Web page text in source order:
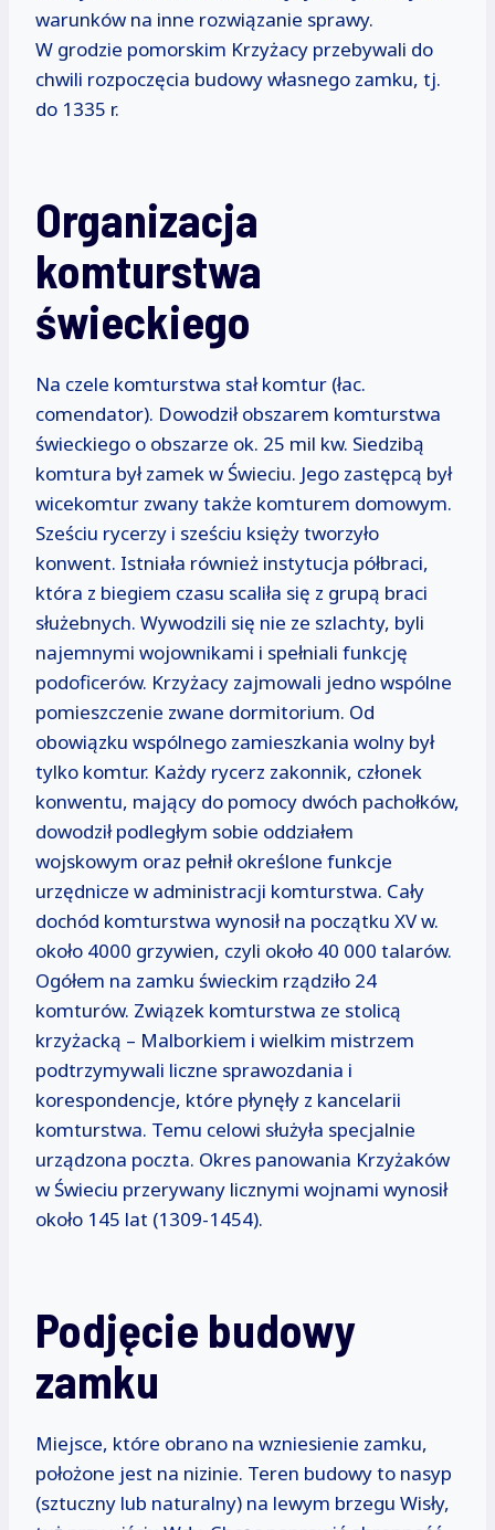
warunków na inne rozwiązanie sprawy.
W grodzie pomorskim Krzyżacy przebywali do
chwili rozpoczęcia budowy własnego zamku, tj.
do 1335 r.
Organizacja
komturstwa
świeckiego
Na czele komturstwa stał komtur (łac.
comendator). Dowodził obszarem komturstwa
świeckiego o obszarze ok. 25 mil kw. Siedzibą
komtura był zamek w Świeciu. Jego zastępcą był
wicekomtur zwany także komturem domowym.
Sześciu rycerzy i sześciu księży tworzyło
konwent. Istniała również instytucja półbraci,
która z biegiem czasu scaliła się z grupą braci
służebnych. Wywodzili się nie ze szlachty, byli
najemnymi wojownikami i spełniali funkcję
podoficerów. Krzyżacy zajmowali jedno wspólne
pomieszczenie zwane dormitorium. Od
obowiązku wspólnego zamieszkania wolny był
tylko komtur. Każdy rycerz zakonnik, członek
konwentu, mający do pomocy dwóch pachołków,
dowodził podległym sobie oddziałem
wojskowym oraz pełnił określone funkcje
urzędnicze w administracji komturstwa. Cały
dochód komturstwa wynosił na początku XV w.
około 4000 grzywien, czyli około 40 000 talarów.
Ogółem na zamku świeckim rządziło 24
komturów. Związek komturstwa ze stolicą
krzyżacką – Malborkiem i wielkim mistrzem
podtrzymywali liczne sprawozdania i
korespondencje, które płynęły z kancelarii
komturstwa. Temu celowi służyła specjalnie
urządzona poczta. Okres panowania Krzyżaków
w Świeciu przerywany licznymi wojnami wynosił
około 145 lat (1309-1454).
Podjęcie budowy
zamku
Miejsce, które obrano na wzniesienie zamku,
położone jest na nizinie. Teren budowy to nasyp
(sztuczny lub naturalny) na lewym brzegu Wisły,